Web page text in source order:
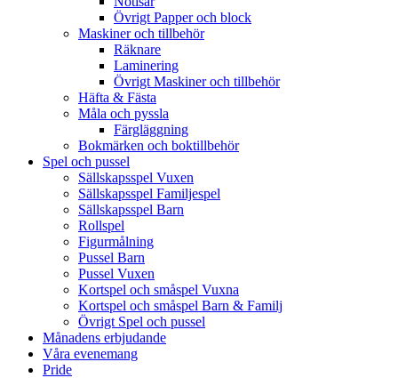
Övrigt Papper och block
Maskiner och tillbehör
Räknare
Laminering
Övrigt Maskiner och tillbehör
Häfta & Fästa
Måla och pyssla
Färgläggning
Bokmärken och boktillbehör
Spel och pussel
Sällskapsspel Vuxen
Sällskapsspel Familjespel
Sällskapsspel Barn
Rollspel
Figurmålning
Pussel Barn
Pussel Vuxen
Kortspel och småspel Vuxna
Kortspel och småspel Barn & Familj
Övrigt Spel och pussel
Månadens erbjudande
Våra evenemang
Pride